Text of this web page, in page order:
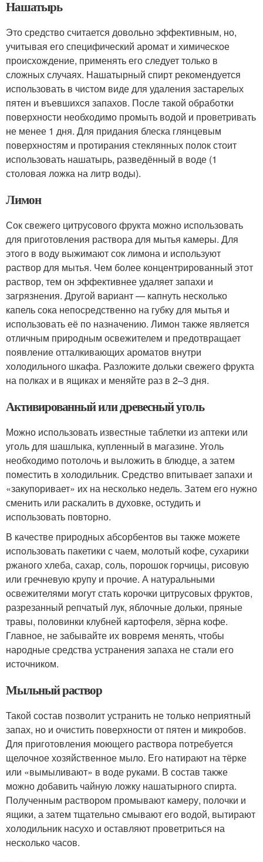
Нашатырь
Это средство считается довольно эффективным, но,
учитывая его специфический аромат и химическое
происхождение, применять его следует только в
сложных случаях. Нашатырный спирт рекомендуется
использовать в чистом виде для удаления застарелых
пятен и въевшихся запахов. После такой обработки
поверхности необходимо промыть водой и проветривать
не менее 1 дня. Для придания блеска глянцевым
поверхностям и протирания стеклянных полок стоит
использовать нашатырь, разведённый в воде (1
столовая ложка на литр воды).
Лимон
Сок свежего цитрусового фрукта можно использовать
для приготовления раствора для мытья камеры. Для
этого в воду выжимают сок лимона и используют
раствор для мытья. Чем более концентрированный этот
раствор, тем он эффективнее удаляет запахи и
загрязнения. Другой вариант — капнуть несколько
капель сока непосредственно на губку для мытья и
использовать её по назначению. Лимон также является
отличным природным освежителем и предотвращает
появление отталкивающих ароматов внутри
холодильного шкафа. Разложите дольки свежего фрукта
на полках и в ящиках и меняйте раз в 2–3 дня.
Активированный или древесный уголь
Можно использовать известные таблетки из аптеки или
уголь для шашлыка, купленный в магазине. Уголь
необходимо потолочь и выложить в блюдце, а затем
поместить в холодильник. Средство впитывает запахи и
«закупоривает» их на несколько недель. Затем его нужно
сменить или раскалить в духовке, остудить и
использовать повторно.
В качестве природных абсорбентов вы также можете
использовать пакетики с чаем, молотый кофе, сухарики
ржаного хлеба, сахар, соль, порошок горчицы, рисовую
или гречневую крупу и прочие. А натуральными
освежителями могут стать корочки цитрусовых фруктов,
разрезанный репчатый лук, яблочные дольки, пряные
травы, половинки клубней картофеля, зёрна кофе.
Главное, не забывайте их вовремя менять, чтобы
народные средства устранения запаха не стали его
источником.
Мыльный раствор
Такой состав позволит устранить не только неприятный
запах, но и очистить поверхности от пятен и микробов.
Для приготовления моющего раствора потребуется
щелочное хозяйственное мыло. Его натирают на тёрке
или «вымыливают» в воде руками. В состав также
можно добавить чайную ложку нашатырного спирта.
Полученным раствором промывают камеру, полочки и
ящики, а затем тщательно смывают его водой, вытирают
холодильник насухо и оставляют проветриться на
несколько часов.